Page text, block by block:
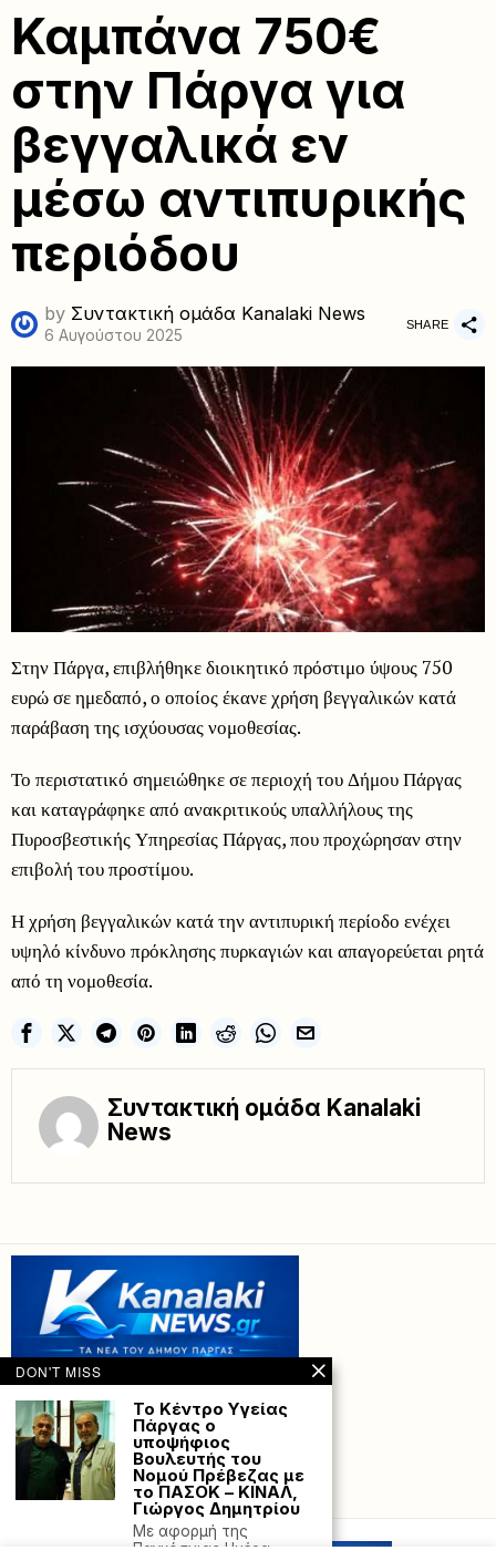
Καμπάνα 750€
στην Πάργα για
βεγγαλικά εν
μέσω αντιπυρικής
περιόδου
by Συντακτική ομάδα Kanalaki News
6 Αυγούστου 2025
SHARE
Στην Πάργα, επιβλήθηκε διοικητικό πρόστιμο ύψους 750
ευρώ σε ημεδαπό, ο οποίος έκανε χρήση βεγγαλικών κατά
παράβαση της ισχύουσας νομοθεσίας.
Το περιστατικό σημειώθηκε σε περιοχή του Δήμου Πάργας
και καταγράφηκε από ανακριτικούς υπαλλήλους της
Πυροσβεστικής Υπηρεσίας Πάργας, που προχώρησαν στην
επιβολή του προστίμου.
Η χρήση βεγγαλικών κατά την αντιπυρική περίοδο ενέχει
υψηλό κίνδυνο πρόκλησης πυρκαγιών και απαγορεύεται ρητά
από τη νομοθεσία.
Συντακτική ομάδα Kanalaki
News
Powered with by Hostville”)
DON'T MISS
Το Κέντρο Υγείας
Πάργας ο
υποψήφιος
Βουλευτής του
Νομού Πρέβεζας με
το ΠΑΣΟΚ – ΚΙΝΑΛ,
Γιώργος Δημητρίου
Με αφορμή της
Παγκόσμιας Ημέρα